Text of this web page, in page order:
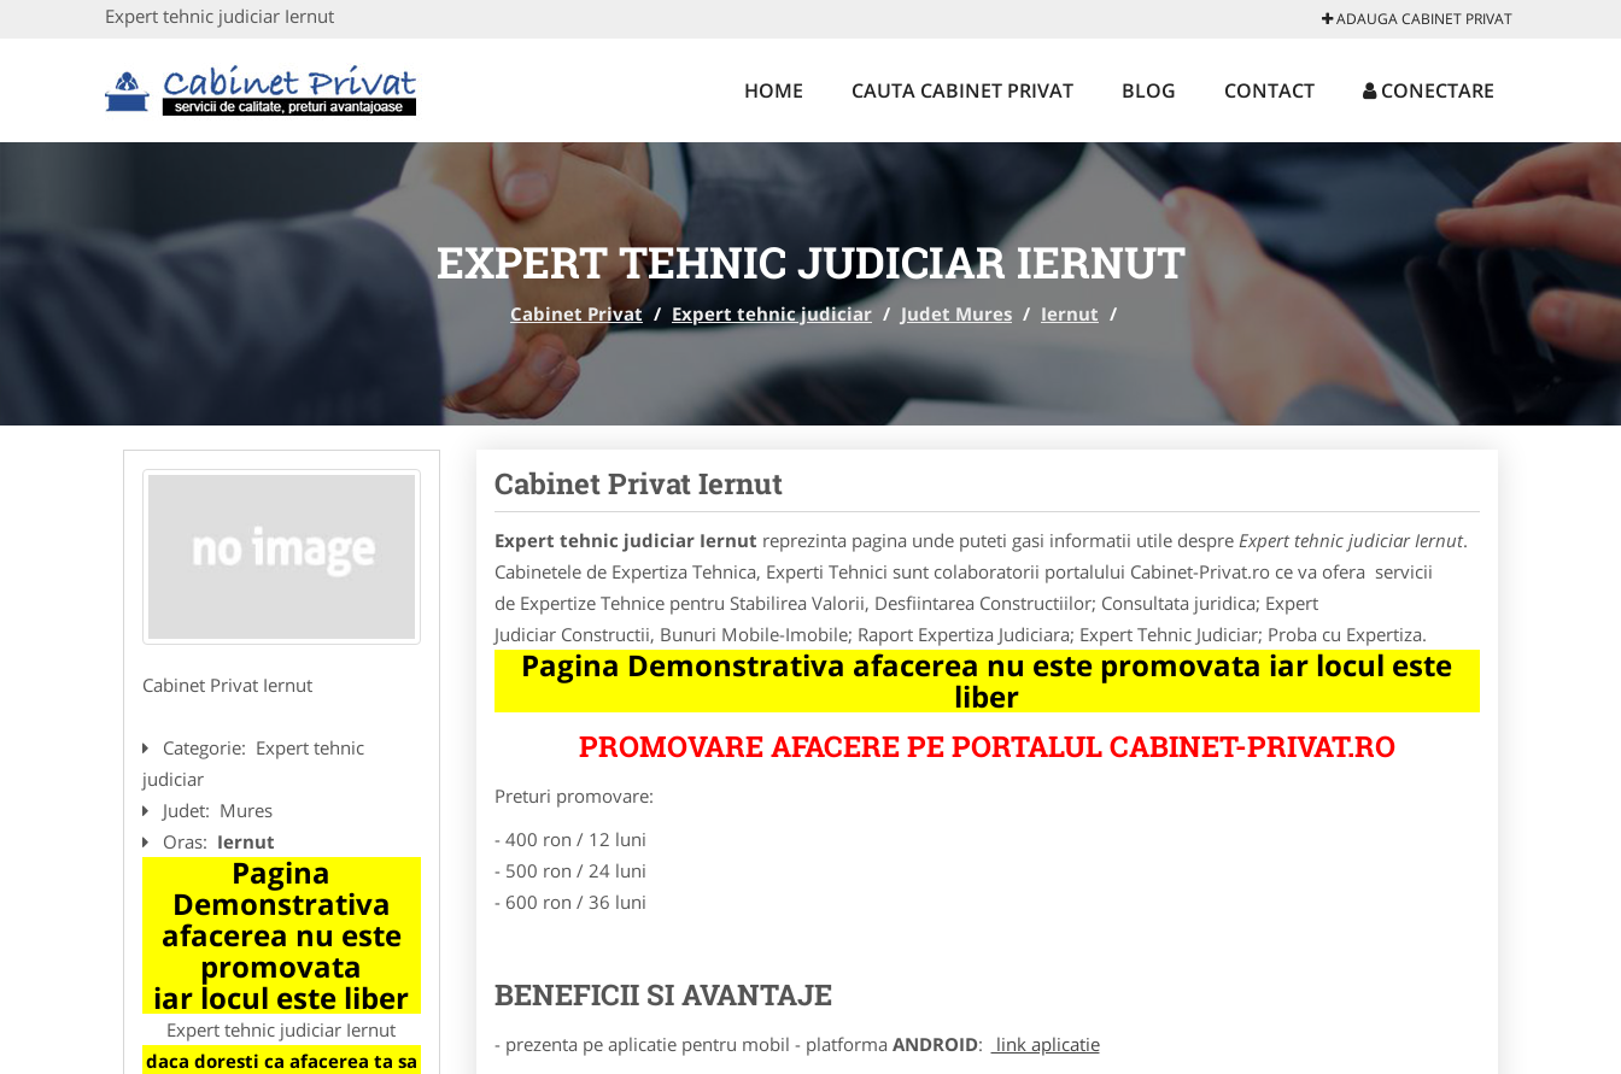
Expert tehnic judiciar Iernut ADAUGA CABINET PRIVAT
HOME CAUTA CABINET PRIVAT BLOG CONTACT CONECTARE
EXPERT TEHNIC JUDICIAR IERNUT
Cabinet Privat / Expert tehnic judiciar / Judet Mures / Iernut /
Cabinet Privat Iernut
Categorie: Expert tehnic
judiciar
Judet: Mures
Oras: Iernut
Pagina
Demonstrativa
afacerea nu este
promovata
iar locul este liber
Expert tehnic judiciar Iernut
daca doresti ca afacerea ta sa
Cabinet Privat Iernut
Expert tehnic judiciar Iernut reprezinta pagina unde puteti gasi informatii utile despre Expert tehnic judiciar Iernut.
Cabinetele de Expertiza Tehnica, Experti Tehnici sunt colaboratorii portalului Cabinet-Privat.ro ce va ofera servicii
de Expertize Tehnice pentru Stabilirea Valorii, Desfiintarea Constructiilor; Consultata juridica; Expert
Judiciar Constructii, Bunuri Mobile-Imobile; Raport Expertiza Judiciara; Expert Tehnic Judiciar; Proba cu Expertiza.
Pagina Demonstrativa afacerea nu este promovata iar locul este
liber
PROMOVARE AFACERE PE PORTALUL CABINET-PRIVAT.RO
Preturi promovare:
- 400 ron / 12 luni
- 500 ron / 24 luni
- 600 ron / 36 luni
BENEFICII SI AVANTAJE
- prezenta pe aplicatie pentru mobil - platforma ANDROID:
link aplicatie